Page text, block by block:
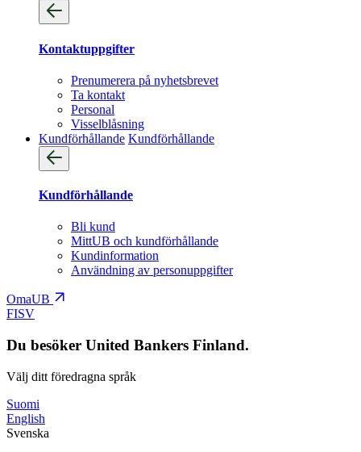
Kontaktuppgifter
Prenumerera på nyhetsbrevet
Ta kontakt
Personal
Visselblåsning
Kundförhållande Kundförhållande
Kundförhållande
Bli kund
MittUB och kundförhållande
Kundinformation
Användning av personuppgifter
OmaUB
FISV
Du besöker United Bankers Finland.
Välj ditt föredragna språk
Suomi
English
Svenska